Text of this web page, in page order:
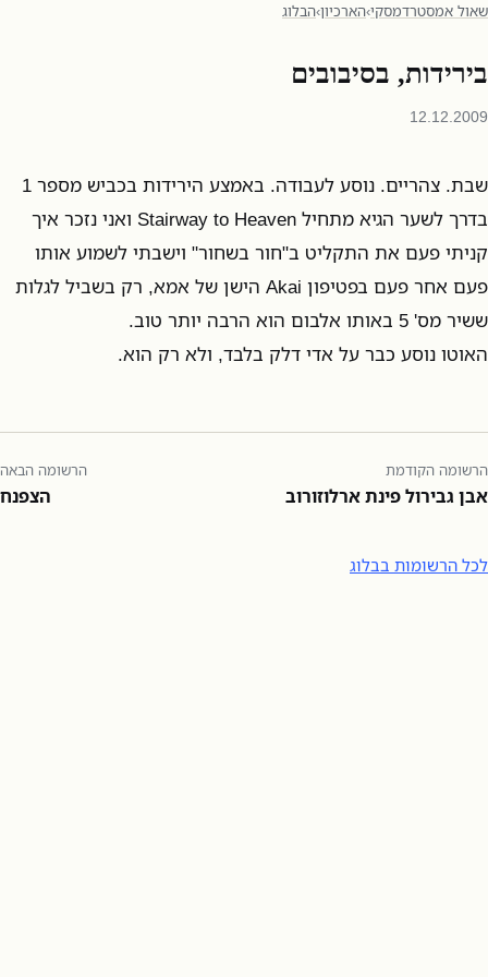
שאול אמסטרדמסקי›הארכיון›הבלוג
בירידות, בסיבובים
12.12.2009
שבת. צהריים. נוסע לעבודה. באמצע הירידות בכביש מספר 1
בדרך לשער הגיא מתחיל Stairway to Heaven ואני נזכר איך
קניתי פעם את התקליט ב"חור בשחור" וישבתי לשמוע אותו
פעם אחר פעם בפטיפון Akai הישן של אמא, רק בשביל לגלות
ששיר מס' 5 באותו אלבום הוא הרבה יותר טוב.
האוטו נוסע כבר על אדי דלק בלבד, ולא רק הוא.
הרשומה הקודמת
אבן גבירול פינת ארלוזורוב
הרשומה הבאה
הצפנח
לכל הרשומות בבלוג